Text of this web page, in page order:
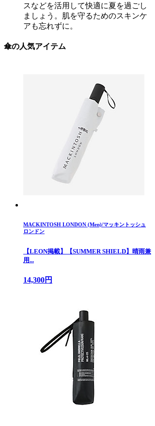
スなどを活用して快適に夏を過ごし
ましょう。肌を守るためのスキンケ
アも忘れずに。
傘の人気アイテム
MACKINTOSH LONDON (Men)/マッキントッシュ
ロンドン
【LEON掲載】【SUMMER SHIELD】晴雨兼
用...
14,300円